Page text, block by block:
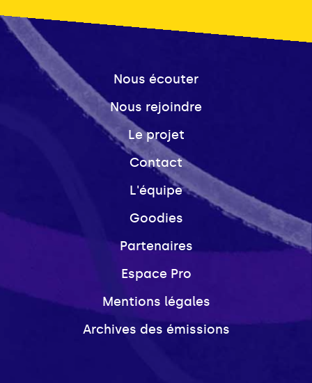
Nous écouter
Nous rejoindre
Le projet
Contact
L'équipe
Goodies
Partenaires
Espace Pro
Mentions légales
Archives des émissions